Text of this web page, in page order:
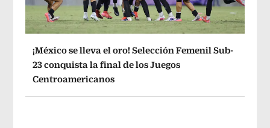
¡México se lleva el oro! Selección Femenil Sub-
23 conquista la final de los Juegos
Centroamericanos